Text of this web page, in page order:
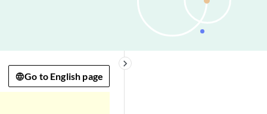
keyboard_arrow_right
Go to English page